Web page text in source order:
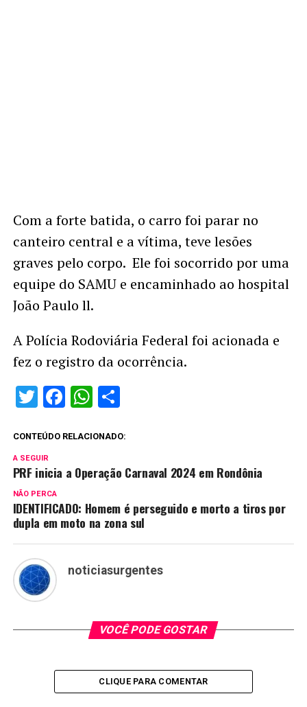
Com a forte batida, o carro foi parar no
canteiro central e a vítima, teve lesões
graves pelo corpo. Ele foi socorrido por uma
equipe do SAMU e encaminhado ao hospital
João Paulo ll.
A Polícia Rodoviária Federal foi acionada e
fez o registro da ocorrência.
Twitter
Facebook
WhatsApp
Share
CONTEÚDO RELACIONADO:
A SEGUIR
PRF inicia a Operação Carnaval 2024 em Rondônia
NÃO PERCA
IDENTIFICADO: Homem é perseguido e morto a tiros por
dupla em moto na zona sul
noticiasurgentes
VOCÊ PODE GOSTAR
CLIQUE PARA COMENTAR